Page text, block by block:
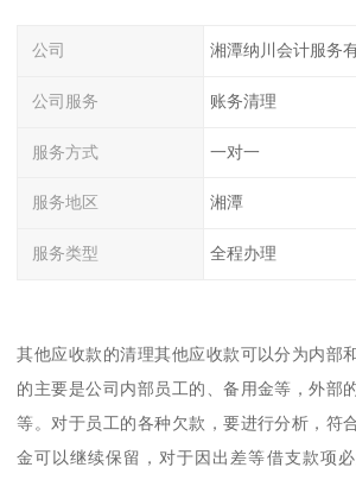
公司 湘潭纳川会计服务
公司服务 账务清理
服务方式 一对一
服务地区 湘潭
服务类型 全程办理
其他应收款的清理其他应收款可以分为内部
的主要是公司内部员工的、备用金等，外部
等。对于员工的各种欠款，要进行分析，符
金可以继续保留，对于因出差等借支款项